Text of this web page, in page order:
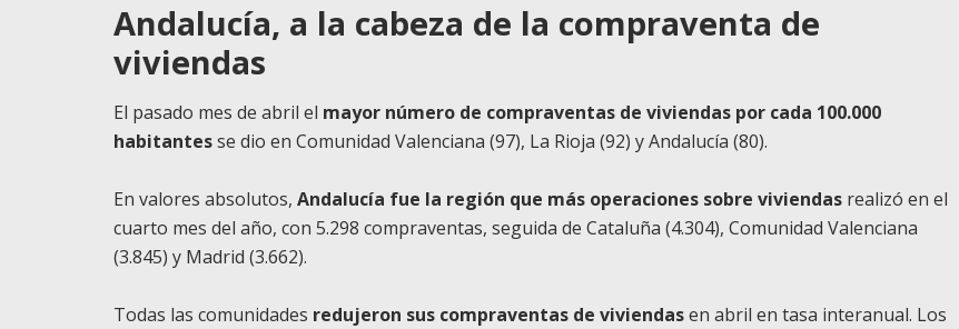
Andalucía, a la cabeza de la compraventa de
viviendas
El pasado mes de abril el mayor número de compraventas de viviendas por cada 100.000
habitantesse dio en Comunidad Valenciana (97), La Rioja (92) y Andalucía (80).
En valores absolutos, Andalucía fue la región que más operaciones sobre viviendas realizó en el
cuarto mes del año, con 5.298 compraventas, seguida de Cataluña (4.304), Comunidad Valenciana
(3.845) y Madrid (3.662).
Todas las comunidades redujeron sus compraventas de viviendasen abril en tasa interanual. Los